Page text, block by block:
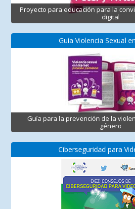
Proyecto para educación para la
digital
Guía Violencia Sexual
Guía para la prevención de la
género
Ciberseguridad para